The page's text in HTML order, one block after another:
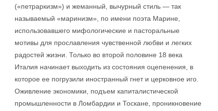
(«петраркизм») и жеманный, вычурный стиль — так
называемый «маринизм», по имени поэта Марине,
использовавшего мифологические и пасторальные
мотивы для прославления чувственной любви и легких
радостей жизни. Только во второй половине 18 века
Италия начинает выходить из состояния оцепенения, в
которое ее погрузили иностранный гнет и церковное иго.
Оживление экономики, подъем капиталистической
промышленности в Ломбардии и Тоскане, проникновение